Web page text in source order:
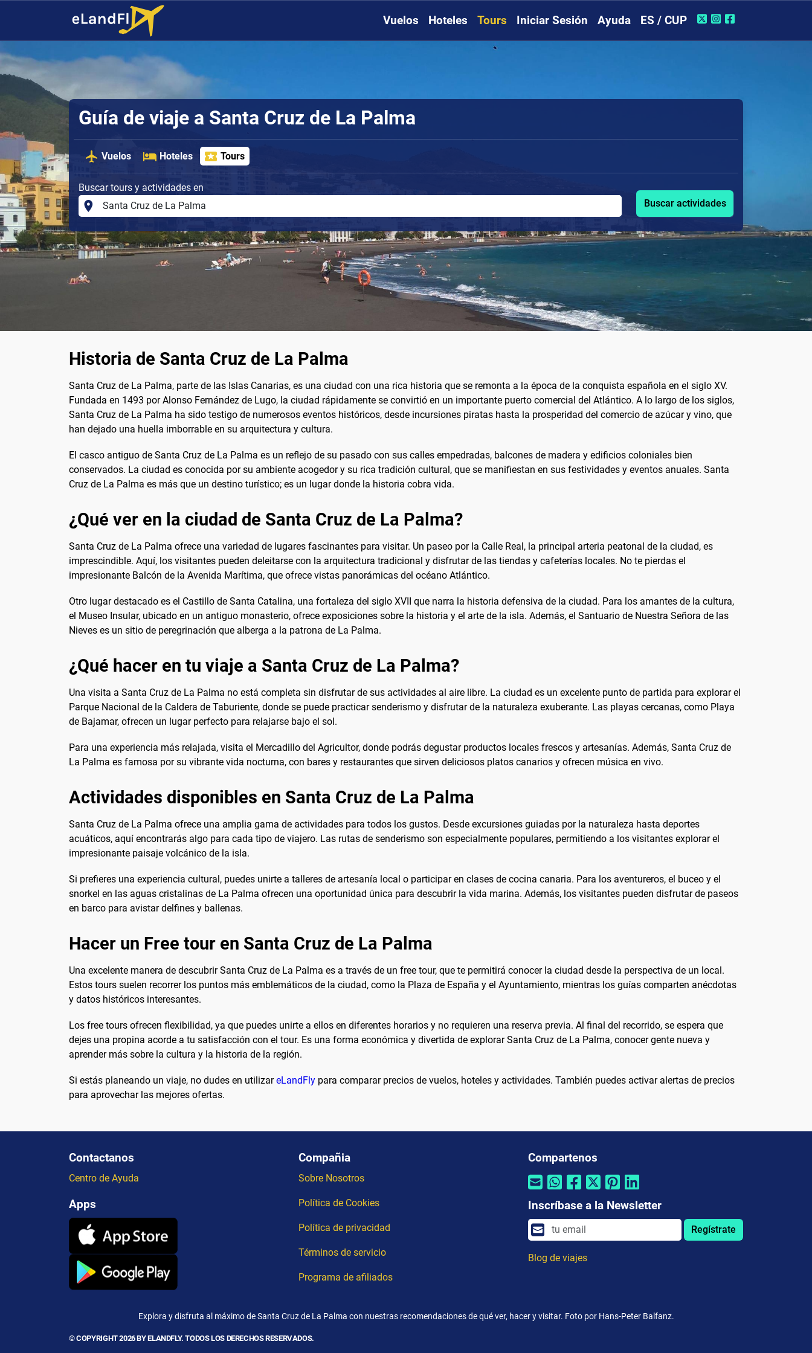
Vuelos Hoteles Tours Iniciar Sesión Ayuda ES / CUP
Guía de viaje a Santa Cruz de La Palma
Vuelos Hoteles Tours
Buscar tours y actividades en
Buscar actividades
Historia de Santa Cruz de La Palma
Santa Cruz de La Palma, parte de las Islas Canarias, es una ciudad con una rica historia que se remonta a la época de la conquista española en el siglo XV.
Fundada en 1493 por Alonso Fernández de Lugo, la ciudad rápidamente se convirtió en un importante puerto comercial del Atlántico. A lo largo de los siglos,
Santa Cruz de La Palma ha sido testigo de numerosos eventos históricos, desde incursiones piratas hasta la prosperidad del comercio de azúcar y vino, que
han dejado una huella imborrable en su arquitectura y cultura.
El casco antiguo de Santa Cruz de La Palma es un reflejo de su pasado con sus calles empedradas, balcones de madera y edificios coloniales bien
conservados. La ciudad es conocida por su ambiente acogedor y su rica tradición cultural, que se manifiestan en sus festividades y eventos anuales. Santa
Cruz de La Palma es más que un destino turístico; es un lugar donde la historia cobra vida.
¿Qué ver en la ciudad de Santa Cruz de La Palma?
Santa Cruz de La Palma ofrece una variedad de lugares fascinantes para visitar. Un paseo por la Calle Real, la principal arteria peatonal de la ciudad, es
imprescindible. Aquí, los visitantes pueden deleitarse con la arquitectura tradicional y disfrutar de las tiendas y cafeterías locales. No te pierdas el
impresionante Balcón de la Avenida Marítima, que ofrece vistas panorámicas del océano Atlántico.
Otro lugar destacado es el Castillo de Santa Catalina, una fortaleza del siglo XVII que narra la historia defensiva de la ciudad. Para los amantes de la cultura,
el Museo Insular, ubicado en un antiguo monasterio, ofrece exposiciones sobre la historia y el arte de la isla. Además, el Santuario de Nuestra Señora de las
Nieves es un sitio de peregrinación que alberga a la patrona de La Palma.
¿Qué hacer en tu viaje a Santa Cruz de La Palma?
Una visita a Santa Cruz de La Palma no está completa sin disfrutar de sus actividades al aire libre. La ciudad es un excelente punto de partida para explorar el
Parque Nacional de la Caldera de Taburiente, donde se puede practicar senderismo y disfrutar de la naturaleza exuberante. Las playas cercanas, como Playa
de Bajamar, ofrecen un lugar perfecto para relajarse bajo el sol.
Para una experiencia más relajada, visita el Mercadillo del Agricultor, donde podrás degustar productos locales frescos y artesanías. Además, Santa Cruz de
La Palma es famosa por su vibrante vida nocturna, con bares y restaurantes que sirven deliciosos platos canarios y ofrecen música en vivo.
Actividades disponibles en Santa Cruz de La Palma
Santa Cruz de La Palma ofrece una amplia gama de actividades para todos los gustos. Desde excursiones guiadas por la naturaleza hasta deportes
acuáticos, aquí encontrarás algo para cada tipo de viajero. Las rutas de senderismo son especialmente populares, permitiendo a los visitantes explorar el
impresionante paisaje volcánico de la isla.
Si prefieres una experiencia cultural, puedes unirte a talleres de artesanía local o participar en clases de cocina canaria. Para los aventureros, el buceo y el
snorkel en las aguas cristalinas de La Palma ofrecen una oportunidad única para descubrir la vida marina. Además, los visitantes pueden disfrutar de paseos
en barco para avistar delfines y ballenas.
Hacer un Free tour en Santa Cruz de La Palma
Una excelente manera de descubrir Santa Cruz de La Palma es a través de un free tour, que te permitirá conocer la ciudad desde la perspectiva de un local.
Estos tours suelen recorrer los puntos más emblemáticos de la ciudad, como la Plaza de España y el Ayuntamiento, mientras los guías comparten anécdotas
y datos históricos interesantes.
Los free tours ofrecen flexibilidad, ya que puedes unirte a ellos en diferentes horarios y no requieren una reserva previa. Al final del recorrido, se espera que
dejes una propina acorde a tu satisfacción con el tour. Es una forma económica y divertida de explorar Santa Cruz de La Palma, conocer gente nueva y
aprender más sobre la cultura y la historia de la región.
Si estás planeando un viaje, no dudes en utilizareLandFly para comparar precios de vuelos, hoteles y actividades. También puedes activar alertas de precios
para aprovechar las mejores ofertas.
Contactanos
Centro de Ayuda
Apps
Compañia
Sobre Nosotros
Política de Cookies
Política de privacidad
Términos de servicio
Programa de afiliados
Compartenos
Inscríbase a la Newsletter
Regístrate
Blog de viajes
Explora y disfruta al máximo de Santa Cruz de La Palma con nuestras recomendaciones de qué ver, hacer y visitar. Foto por Hans-Peter Balfanz.
© COPYRIGHT 2026 BY ELANDFLY. TODOS LOS DERECHOS RESERVADOS.